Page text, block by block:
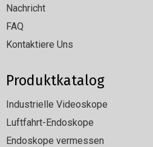
Nachricht
FAQ
Kontaktiere Uns
Produktkatalog
Industrielle Videoskope
Luftfahrt-Endoskope
Endoskope vermessen